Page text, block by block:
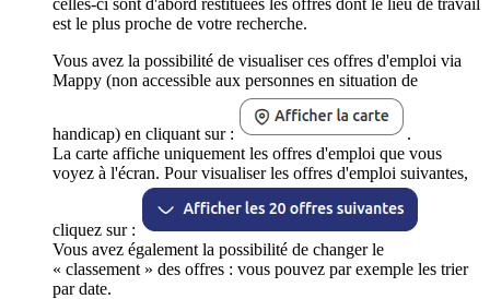
est le plus proche de votre recherche.
Vous avez la possibilité de visualiser ces offres d'emploi via
Mappy (non accessible aux personnes en situation de
handicap) en cliquant sur :
.
La carte affiche uniquement les offres d'emploi que vous
voyez à l'écran. Pour visualiser les offres d'emploi suivantes,
cliquez sur :
Vous avez également la possibilité de changer le
« classement » des offres : vous pouvez par exemple les trier
par date.